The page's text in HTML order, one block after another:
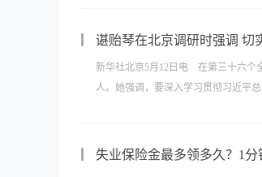
谌贻琴在北京调研时强调 切
新华社北京5月12日电 在第三十六个
人。她强调，要深入学习贯彻习近平
失业保险金最多领多久？1分